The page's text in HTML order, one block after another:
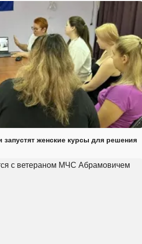
запустят женские курсы для решения